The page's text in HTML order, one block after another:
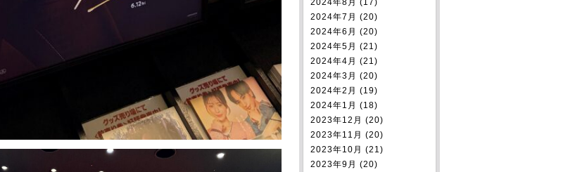
2024年8月 (17)
2024年7月 (20)
2024年6月 (20)
2024年5月 (21)
2024年4月 (21)
2024年3月 (20)
2024年2月 (19)
2024年1月 (18)
2023年12月 (20)
2023年11月 (20)
2023年10月 (21)
2023年9月 (20)